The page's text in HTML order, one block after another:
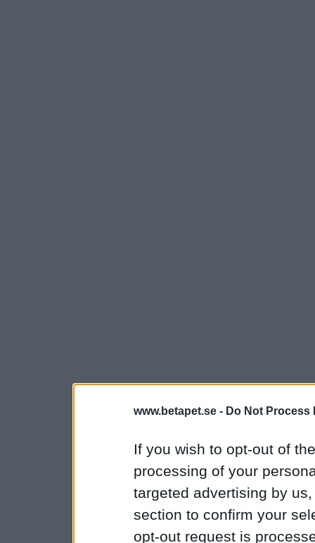
www.betapet.se - Do Not Process
If you wish to opt-out of
processing of your
targeted advertising by
section to confirm your
opt-out request is